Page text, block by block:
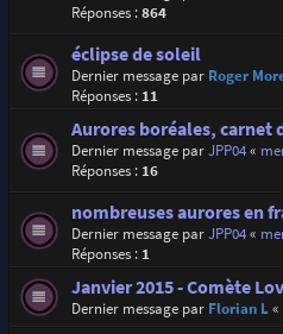
Réponses :864
éclipse de soleil
Dernier message par Roger
Réponses : 11
Aurores boréales, carnet
Dernier message parJPP04«
Réponses : 16
nombreuses aurores en
Dernier message parJPP04«
Réponses : 1
Janvier 2015 - Comète
Dernier message par Florian L«